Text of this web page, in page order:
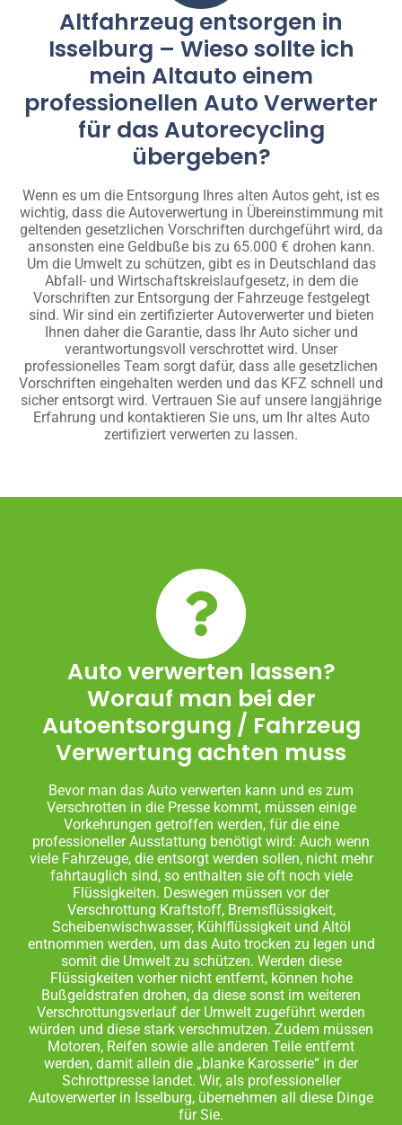
Altfahrzeug entsorgen in
Isselburg – Wieso sollte ich
mein Altauto einem
professionellen Auto Verwerter
für das Autorecycling
übergeben?
Wenn es um die Entsorgung Ihres alten Autos geht, ist es
wichtig, dass die Autoverwertung in Übereinstimmung mit
geltenden gesetzlichen Vorschriften durchgeführt wird, da
ansonsten eine Geldbuße bis zu 65.000 € drohen kann.
Um die Umwelt zu schützen, gibt es in Deutschland das
Abfall- und Wirtschaftskreislaufgesetz, in dem die
Vorschriften zur Entsorgung der Fahrzeuge festgelegt
sind. Wir sind ein zertifizierter Autoverwerter und bieten
Ihnen daher die Garantie, dass Ihr Auto sicher und
verantwortungsvoll verschrottet wird. Unser
professionelles Team sorgt dafür, dass alle gesetzlichen
Vorschriften eingehalten werden und das KFZ schnell und
sicher entsorgt wird. Vertrauen Sie auf unsere langjährige
Erfahrung und kontaktieren Sie uns, um Ihr altes Auto
zertifiziert verwerten zu lassen.
Auto verwerten lassen?
Worauf man bei der
Autoentsorgung / Fahrzeug
Verwertung achten muss
Bevor man das Auto verwerten kann und es zum
Verschrotten in die Presse kommt, müssen einige
Vorkehrungen getroffen werden, für die eine
professioneller Ausstattung benötigt wird: Auch wenn
viele Fahrzeuge, die entsorgt werden sollen, nicht mehr
fahrtauglich sind, so enthalten sie oft noch viele
Flüssigkeiten. Deswegen müssen vor der
Verschrottung Kraftstoff, Bremsflüssigkeit,
Scheibenwischwasser, Kühlflüssigkeit und Altöl
entnommen werden, um das Auto trocken zu legen und
somit die Umwelt zu schützen. Werden diese
Flüssigkeiten vorher nicht entfernt, können hohe
Bußgeldstrafen drohen, da diese sonst im weiteren
Verschrottungsverlauf der Umwelt zugeführt werden
würden und diese stark verschmutzen. Zudem müssen
Motoren, Reifen sowie alle anderen Teile entfernt
werden, damit allein die „blanke Karosserie“ in der
Schrottpresse landet. Wir, als professioneller
Autoverwerter in Isselburg, übernehmen all diese Dinge
für Sie.